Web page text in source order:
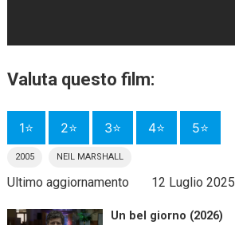
Valuta questo film:
1⭐ 2⭐ 3⭐ 4⭐ 5⭐
2005 NEIL MARSHALL
Ultimo aggiornamento 12 Luglio 2025
Un bel giorno (2026)